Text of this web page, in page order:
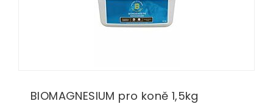
BIOMAGNESIUM pro koně 1,5kg